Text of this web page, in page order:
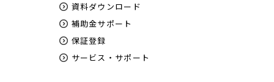
資料ダウンロード
補助金サポート
保証登録
サービス・サポート